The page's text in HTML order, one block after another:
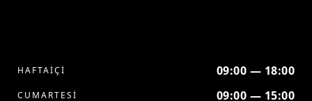
HAFTAİÇİ 09:00 — 18:00
CUMARTESİ 09:00 — 15:00